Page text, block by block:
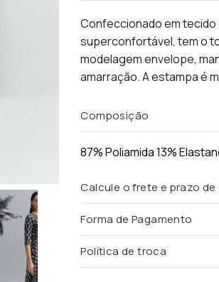
Confeccionado em tecido
superconfortável, tem o
modelagem envelope,
amarração. A estampa é
Composição
87% Poliamida 13%
Calcule o frete e prazo
Forma de Pagamento
Política de troca